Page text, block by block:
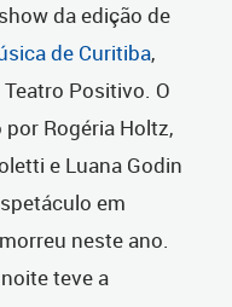
da edição de
de Curitiba,
Positivo. O
Rogéria Holtz,
e Luana Godin
em
neste ano.
teve a